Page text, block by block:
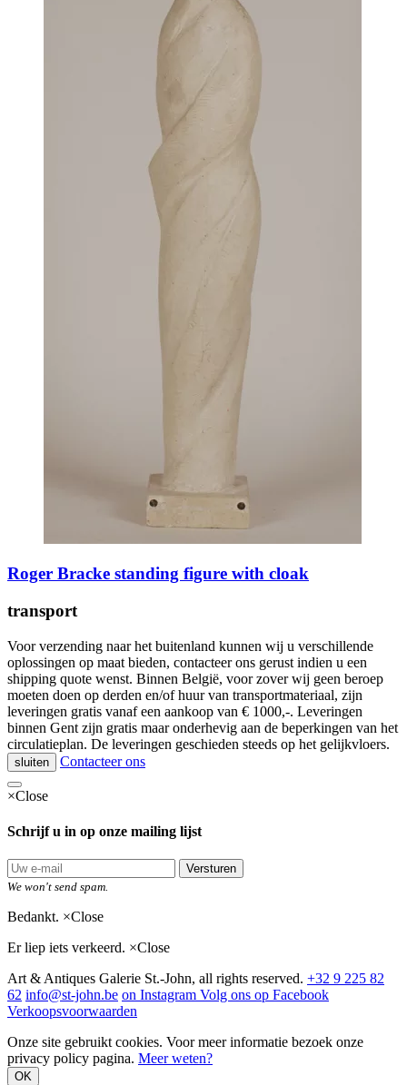
Roger Bracke standing figure with cloak
transport
Voor verzending naar het buitenland kunnen wij u verschillende
oplossingen op maat bieden, contacteer ons gerust indien u een
shipping quote wenst. Binnen België, voor zover wij geen beroep
moeten doen op derden en/of huur van transportmateriaal, zijn
leveringen gratis vanaf een aankoop van € 1000,-. Leveringen
binnen Gent zijn gratis maar onderhevig aan de beperkingen van het
circulatieplan. De leveringen geschieden steeds op het gelijkvloers.
sluiten Contacteer ons
×Close
Schrijf u in op onze mailing lijst
Versturen
We won't send spam.
Bedankt. ×Close
Er liep iets verkeerd. ×Close
Art & Antiques Galerie St.-John, all rights reserved. +32 9 225 82
62 info@st-john.be on Instagram Volg ons op Facebook
Verkoopsvoorwaarden
Onze site gebruikt cookies. Voor meer informatie bezoek onze
privacy policy pagina. Meer weten?
OK